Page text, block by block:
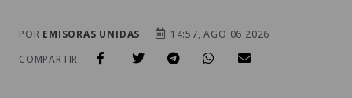
POR EMISORAS UNIDAS
14:57, AGO 06 2026
COMPARTIR: